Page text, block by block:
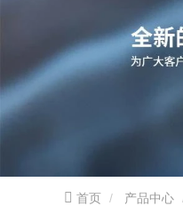
首页 产品中心